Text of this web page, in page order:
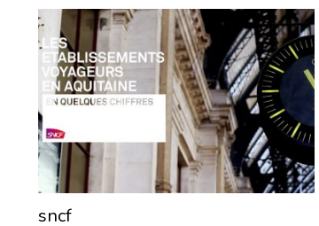
11/06/2013sncf